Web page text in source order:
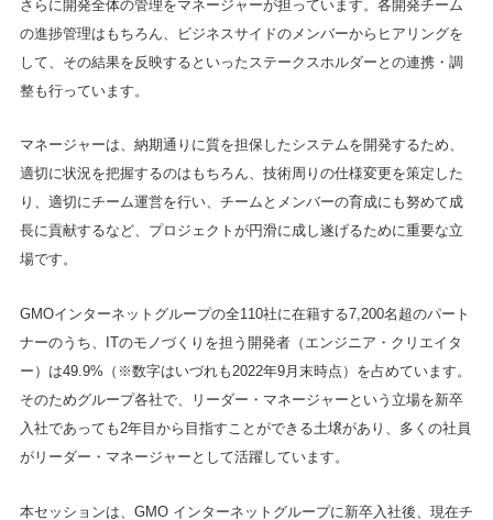
さらに開発全体の管理をマネージャーが担っています。各開発チーム
の進捗管理はもちろん、ビジネスサイドのメンバーからヒアリングを
して、その結果を反映するといったステークスホルダーとの連携・調
整も行っています。
マネージャーは、納期通りに質を担保したシステムを開発するため、
適切に状況を把握するのはもちろん、技術周りの仕様変更を策定した
り、適切にチーム運営を行い、チームとメンバーの育成にも努めて成
長に貢献するなど、プロジェクトが円滑に成し遂げるために重要な立
場です。
GMOインターネットグループの全110社に在籍する7,200名超のパート
ナーのうち、ITのモノづくりを担う開発者（エンジニア・クリエイタ
ー）は49.9%（※数字はいづれも2022年9月末時点）を占めています。
そのためグループ各社で、リーダー・マネージャーという立場を新卒
入社であっても2年目から目指すことができる土壌があり、多くの社員
がリーダー・マネージャーとして活躍しています。
本セッションは、GMO インターネットグループに新卒入社後、現在チ